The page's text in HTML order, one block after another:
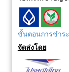
ขั้นตอนการชำระ
จัดส่งโดย